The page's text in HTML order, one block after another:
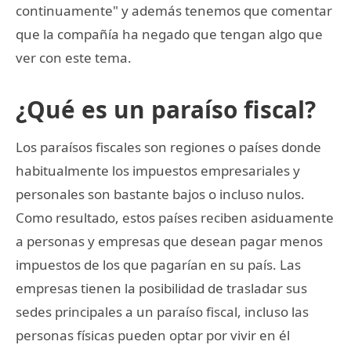
continuamente" y además tenemos que comentar
que la compañía ha negado que tengan algo que
ver con este tema.
¿Qué es un paraíso fiscal?
Los paraísos fiscales son regiones o países donde
habitualmente los impuestos empresariales y
personales son bastante bajos o incluso nulos.
Como resultado, estos países reciben asiduamente
a personas y empresas que desean pagar menos
impuestos de los que pagarían en su país. Las
empresas tienen la posibilidad de trasladar sus
sedes principales a un paraíso fiscal, incluso las
personas físicas pueden optar por vivir en él